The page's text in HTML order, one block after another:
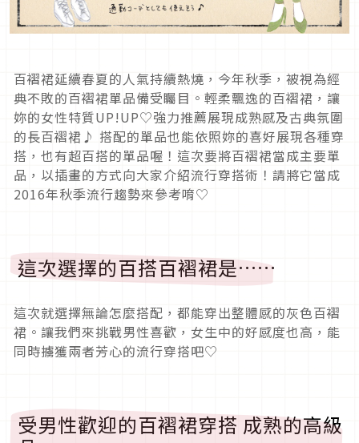
百褶裙延續春夏的人氣持續熱燒，今年秋季，被視為經
典不敗的百褶裙單品備受矚目。輕柔飄逸的百褶裙，讓
妳的女性特質UP!UP♡強力推薦展現成熟感及古典氛圍
的長百褶裙♪ 搭配的單品也能依照妳的喜好展現各種穿
搭，也有超百搭的單品喔！這次要將百褶裙當成主要單
品，以插畫的方式向大家介紹流行穿搭術！請將它當成
2016年秋季流行趨勢來參考唷♡
這次選擇的百搭百褶裙是……
這次就選擇無論怎麼搭配，都能穿出整體感的灰色百褶
裙。讓我們來挑戰男性喜歡，女生中的好感度也高，能
同時擄獲兩者芳心的流行穿搭吧♡
受男性歡迎的百褶裙穿搭 成熟的高級